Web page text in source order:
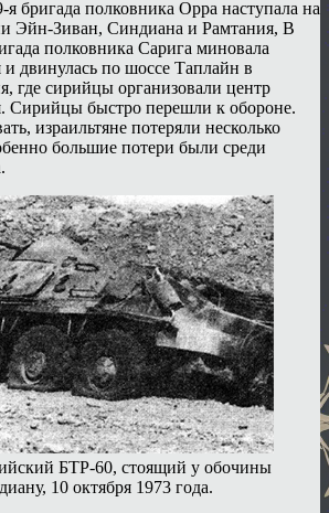
я бригада полковника Орра наступала на
Эйн-Зиван, Синдиана и Рамтания, В
полковника Сарига миновала
и двинулась по шоссе Таплайн в
где сирийцы организовали центр
Сирийцы быстро перешли к обороне.
израильтяне потеряли несколько
большие потери были среди
БТР-60, стоящий у обочины
10 октября 1973 года.